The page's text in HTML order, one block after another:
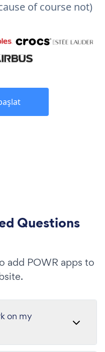
of course not)
Questions
add POWR apps to
on my